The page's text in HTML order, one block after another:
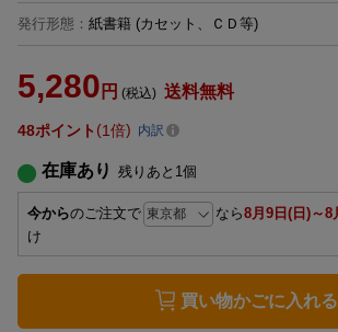
発行形態 ： 紙書籍 (カセット、ＣＤ等)
5,280 円 (税込) 送料無料
48ポイント 1倍 内訳
在庫あり 残りあと 1個
今からのご注文で なら8月9日(日)～8
け
買い物かごに入れる